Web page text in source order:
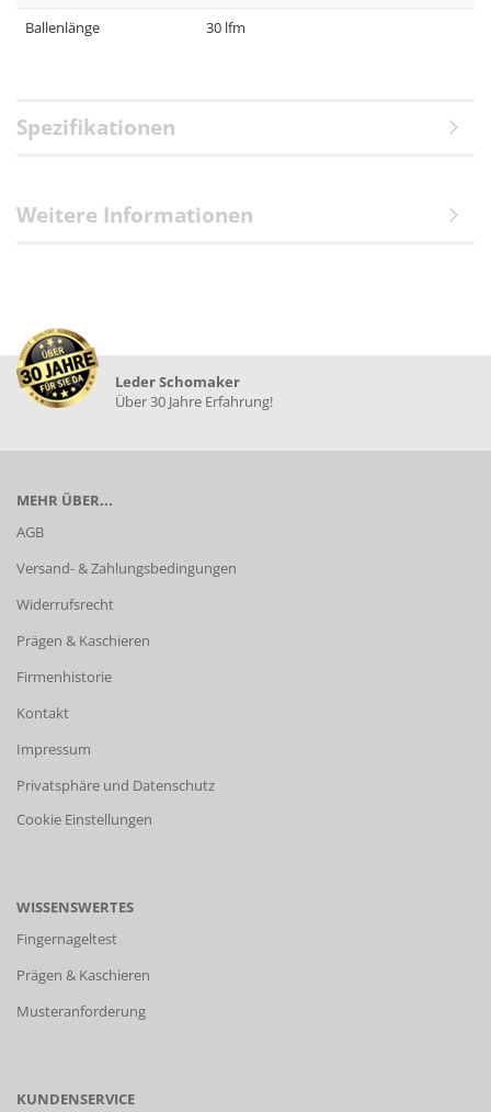
Ballenlänge
30 lfm
Spezifikationen
Weitere Informationen
Leder Schomaker
Über 30 Jahre Erfahrung!
MEHR ÜBER...
AGB
Versand- & Zahlungsbedingungen
Widerrufsrecht
Prägen & Kaschieren
Firmenhistorie
Kontakt
Impressum
Privatsphäre und Datenschutz
Cookie Einstellungen
WISSENSWERTES
Fingernageltest
Prägen & Kaschieren
Musteranforderung
KUNDENSERVICE